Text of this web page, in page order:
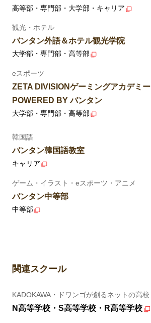
高等部・専門部・大学部・キャリア
観光・ホテル
バンタン外語＆ホテル観光学院
大学部・専門部・高等部
eスポーツ
ZETA DIVISIONゲーミングアカデミー
POWERED BY バンタン
大学部・専門部・高等部
韓国語
バンタン韓国語教室
キャリア
ゲーム・イラスト・eスポーツ・アニメ
バンタン中等部
中等部
関連スクール
KADOKAWA・ドワンゴが創るネットの高校
N高等学校・S高等学校・R高等学校